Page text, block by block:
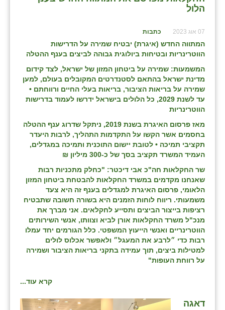
הלול
07 אוג 2023 כתבות
המתווה החדש (איגרת) יבטיח שמירה על הדרישות
הווטרינריות ובטיחות ביולוגית גבוהה לביצים בענף ההטלה
המשמעות: שמירה על ביטחון המזון של ישראל, לצד קידום
מדינת ישראל בהתאם לסטנדרטים המקובלים בעולם, למען
שמירה על בריאות הציבור, בריאות בעלי החיים ורווחתם •
עד לשנת 2029, כל הלולים בישראל ידרשו לעמוד בדרישות
הווטרינריות
מאז פרסום האיגרת בשנת 2019, ניתקל שדרוג ענף ההטלה
בחסמים אשר הקשו על התקדמות התהליך, לרבות היעדר
תקציבי תמיכה • לטובת יישום התוכנית ותמיכה במגדלים,
העמיד המשרד תקציב בסך של כ-300 מיליון ₪
שר החקלאות חה"כ אבי דיכטר: "כחלק מתכניות רבות
שאנחנו מקדמים במשרד החקלאות להבטחת ביטחון המזון
הלאומי, פרסום האיגרת למגדלים בענף זה היא צעד
משמעותי. ריווח לוחות הזמנים היא בשורה חשובה שתבטיח
רציפות בייצור הביצים ותסייע לחקלאים. אני מברך את
מנכ"ל משרד החקלאות אורן לביא וצוותו, אנשי השירותים
הווטרינריים ואנשי הייעוץ המשפטי. כלל הגורמים יחד עמלו
רבות כדי ״לרבע את המעגל״ ולאפשר אכלוס לולים
למטילות ביצים, תוך עמידה בתקני בריאות הציבור ושמירה
על רווחת העופות"
קרא עוד...
דאגה